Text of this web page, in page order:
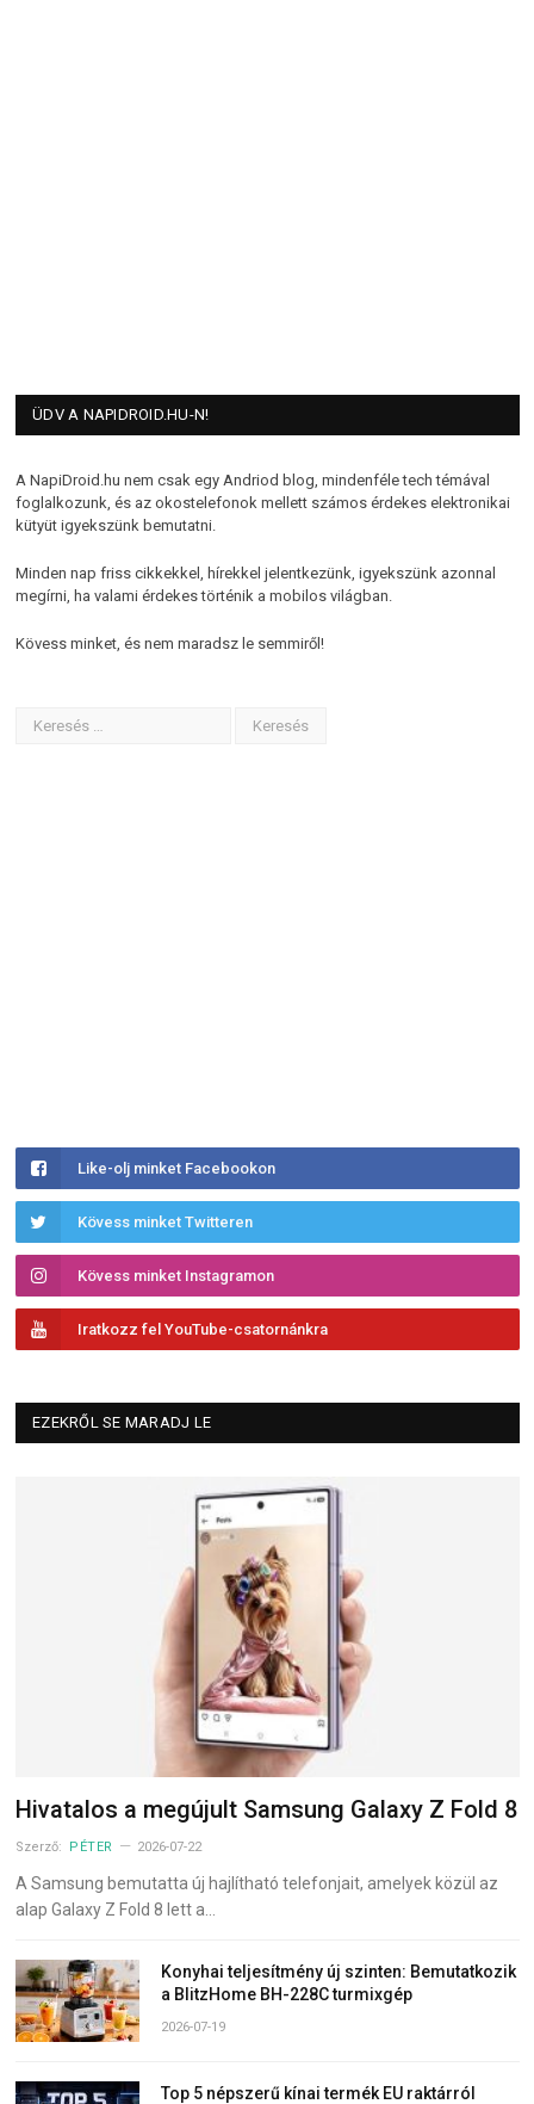
ÜDV A NAPIDROID.HU-N!
A NapiDroid.hu nem csak egy Andriod blog, mindenféle tech témával
foglalkozunk, és az okostelefonok mellett számos érdekes elektronikai
kütyüt igyekszünk bemutatni.
Minden nap friss cikkekkel, hírekkel jelentkezünk, igyekszünk azonnal
megírni, ha valami érdekes történik a mobilos világban.
Kövess minket, és nem maradsz le semmiről!
Like-olj minket Facebookon
Kövess minket Twitteren
Kövess minket Instagramon
Iratkozz fel YouTube-csatornánkra
EZEKRŐL SE MARADJ LE
Hivatalos a megújult Samsung Galaxy Z Fold 8
Szerző: PÉTER 2026-07-22
A Samsung bemutatta új hajlítható telefonjait, amelyek közül az
alap Galaxy Z Fold 8 lett a…
Konyhai teljesítmény új szinten: Bemutatkozik
a BlitzHome BH-228C turmixgép
2026-07-19
Top 5 népszerű kínai termék EU raktárról